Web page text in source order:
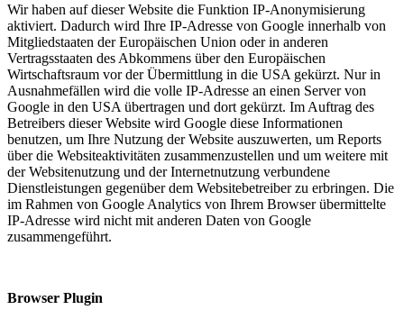
Wir haben auf dieser Website die Funktion IP-Anonymisierung
aktiviert. Dadurch wird Ihre IP-Adresse von Google innerhalb von
Mitgliedstaaten der Europäischen Union oder in anderen
Vertragsstaaten des Abkommens über den Europäischen
Wirtschaftsraum vor der Übermittlung in die USA gekürzt. Nur in
Ausnahmefällen wird die volle IP-Adresse an einen Server von
Google in den USA übertragen und dort gekürzt. Im Auftrag des
Betreibers dieser Website wird Google diese Informationen
benutzen, um Ihre Nutzung der Website auszuwerten, um Reports
über die Websiteaktivitäten zusammenzustellen und um weitere mit
der Websitenutzung und der Internetnutzung verbundene
Dienstleistungen gegenüber dem Websitebetreiber zu erbringen. Die
im Rahmen von Google Analytics von Ihrem Browser übermittelte
IP-Adresse wird nicht mit anderen Daten von Google
zusammengeführt.
Browser Plugin